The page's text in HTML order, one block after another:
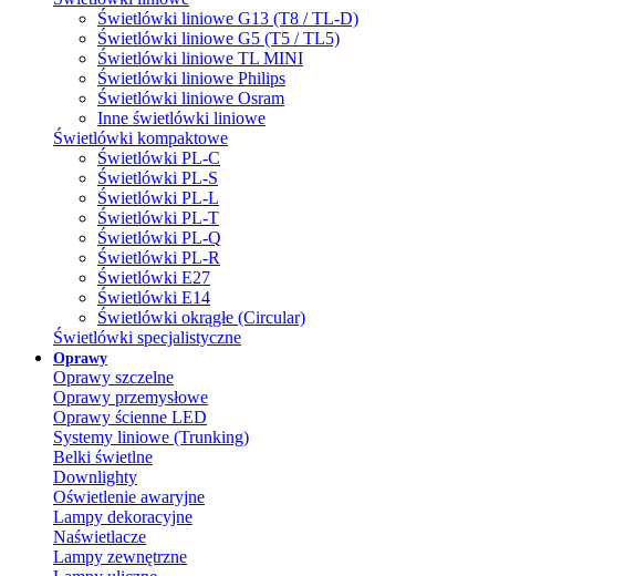
Świetlówki liniowe G13 (T8 / TL-D)
Świetlówki liniowe G5 (T5 / TL5)
Świetlówki liniowe TL MINI
Świetlówki liniowe Philips
Świetlówki liniowe Osram
Inne świetlówki liniowe
Świetlówki kompaktowe
Świetlówki PL-C
Świetlówki PL-S
Świetlówki PL-L
Świetlówki PL-T
Świetlówki PL-Q
Świetlówki PL-R
Świetlówki E27
Świetlówki E14
Świetlówki okrągłe (Circular)
Świetlówki specjalistyczne
Oprawy
Oprawy szczelne
Oprawy przemysłowe
Oprawy ścienne LED
Systemy liniowe (Trunking)
Belki świetlne
Downlighty
Oświetlenie awaryjne
Lampy dekoracyjne
Naświetlacze
Lampy zewnętrzne